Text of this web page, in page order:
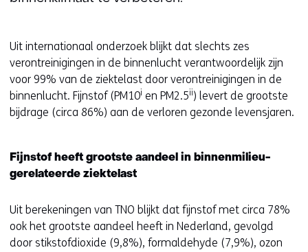
Uit internationaal onderzoek blijkt dat slechts zes
verontreinigingen in de binnenlucht verantwoordelijk zijn
voor 99% van de ziektelast door verontreinigingen in de
binnenlucht. Fijnstof (PM10i en PM2.5ii) levert de grootste
bijdrage (circa 86%) aan de verloren gezonde levensjaren.
Fijnstof heeft grootste aandeel in binnenmilieu-
gerelateerde ziektelast
Uit berekeningen van TNO blijkt dat fijnstof met circa 78%
ook het grootste aandeel heeft in Nederland, gevolgd
door stikstofdioxide (9,8%), formaldehyde (7,9%), ozon